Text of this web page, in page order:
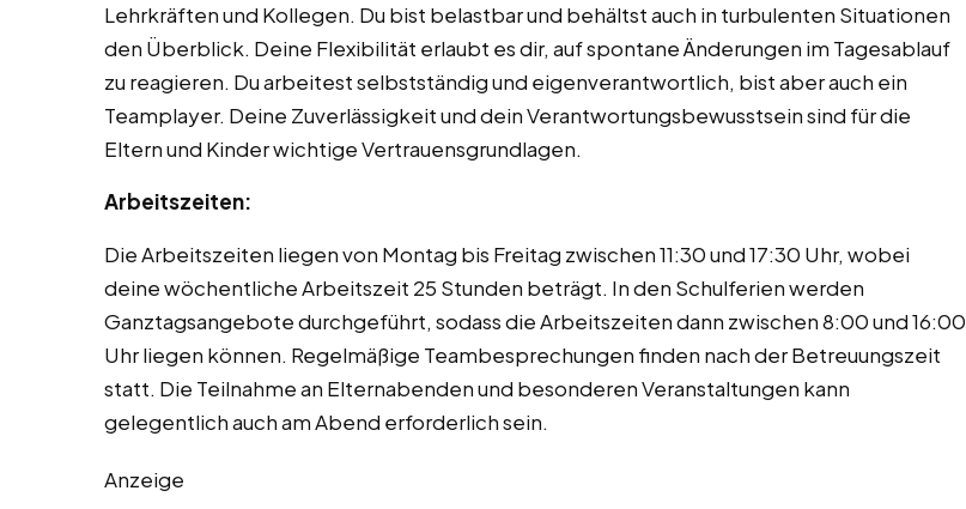
Lehrkräften und Kollegen. Du bist belastbar und behältst auch in turbulenten Situationen
den Überblick. Deine Flexibilität erlaubt es dir, auf spontane Änderungen im Tagesablauf
zu reagieren. Du arbeitest selbstständig und eigenverantwortlich, bist aber auch ein
Teamplayer. Deine Zuverlässigkeit und dein Verantwortungsbewusstsein sind für die
Eltern und Kinder wichtige Vertrauensgrundlagen.
Arbeitszeiten:
Die Arbeitszeiten liegen von Montag bis Freitag zwischen 11:30 und 17:30 Uhr, wobei
deine wöchentliche Arbeitszeit 25 Stunden beträgt. In den Schulferien werden
Ganztagsangebote durchgeführt, sodass die Arbeitszeiten dann zwischen 8:00 und 16:00
Uhr liegen können. Regelmäßige Teambesprechungen finden nach der Betreuungszeit
statt. Die Teilnahme an Elternabenden und besonderen Veranstaltungen kann
gelegentlich auch am Abend erforderlich sein.
Anzeige